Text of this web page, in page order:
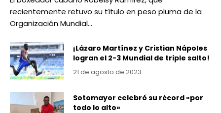
recientemente retuvo su título en peso pluma de la
Organización Mundial…
¡Lázaro Martínez y Cristian Nápoles
logran el 2-3 Mundial de triple salto!
21 de agosto de 2023
Sotomayor celebró su récord «por
todo lo alto»